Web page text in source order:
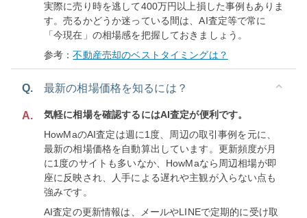
実際に売り時を逃して400万円以上損した事例もありま
す。売るかどうか迷っている間は、AI査定等で常に
「今現在」の相場感を把握しておきましょう。
参考：不動産売却のベストタイミングは？
Q. 最新の相場価格を知るには？
A.
気軽に相場を確認するにはAI査定が便利です。
HowMaのAI査定は週に1度、周辺の取引事例を元に、
最新の相場価格を自動算出しています。更新頻度が月
に1度のサイトも多いなか、HowMaなら周辺相場が即
座に反映され、人手による遅れや主観が入らない点も
強みです。
AI査定の更新情報は、メールやLINEで定期的に受け取